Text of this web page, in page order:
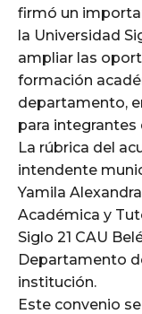
firmó un
la Universidad
ampliar las
formación
departamento,
para integrantes
La rúbrica del
intendente
Yamila
Académica y
Siglo 21 CAU
Departamento
institución.
Este convenio